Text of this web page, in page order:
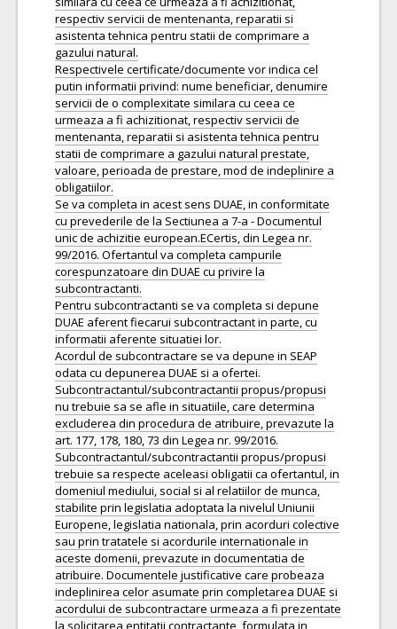
respectiv servicii de mentenanta, reparatii si
asistenta tehnica pentru statii de comprimare a
gazului natural.
Respectivele certificate/documente vor indica cel
putin informatii privind: nume beneficiar, denumire
servicii de o complexitate similara cu ceea ce
urmeaza a fi achizitionat, respectiv servicii de
mentenanta, reparatii si asistenta tehnica pentru
statii de comprimare a gazului natural prestate,
valoare, perioada de prestare, mod de indeplinire a
obligatiilor.
Se va completa in acest sens DUAE, in conformitate
cu prevederile de la Sectiunea a 7-a - Documentul
unic de achizitie european.ECertis, din Legea nr.
99/2016. Ofertantul va completa campurile
corespunzatoare din DUAE cu privire la
subcontractanti.
Pentru subcontractanti se va completa si depune
DUAE aferent fiecarui subcontractant in parte, cu
informatii aferente situatiei lor.
Acordul de subcontractare se va depune in SEAP
odata cu depunerea DUAE si a ofertei.
Subcontractantul/subcontractantii propus/propusi
nu trebuie sa se afle in situatiile, care determina
excluderea din procedura de atribuire, prevazute la
art. 177, 178, 180, 73 din Legea nr. 99/2016.
Subcontractantul/subcontractantii propus/propusi
trebuie sa respecte aceleasi obligatii ca ofertantul, in
domeniul mediului, social si al relatiilor de munca,
stabilite prin legislatia adoptata la nivelul Uniunii
Europene, legislatia nationala, prin acorduri colective
sau prin tratatele si acordurile internationale in
aceste domenii, prevazute in documentatia de
atribuire. Documentele justificative care probeaza
indeplinirea celor asumate prin completarea DUAE si
acordului de subcontractare urmeaza a fi prezentate
la solicitarea entitatii contractante, formulata in